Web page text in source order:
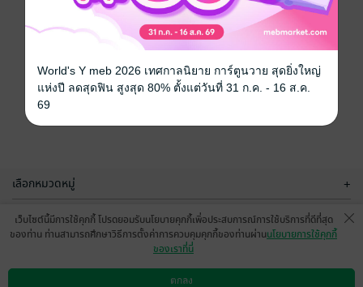
เลือกหมวดหมู่ +
บริการช่วยเหลือ +
เว็บไซต์นี้มีการใช้คุกกี้ โปรดยอมรับนโยบายคุกกี้เพื่อประสบการณ์การใช้บริการที่ดีที่สุด
ของท่าน ท่านสามารถศึกษาวิธีการตั้งค่าการควบคุมคุกกี้ของท่านผ่านนโยบายการใช้คุกกี้
ของเราที่นี่
ตกลง
World's Y meb 2026 เทศกาลนิยาย การ์ตูนวาย สุดยิ่งใหญ่
แห่งปี ลดสุดฟิน สูงสุด 80% ตั้งแต่วันที่ 31 ก.ค. - 16 ส.ค.
69